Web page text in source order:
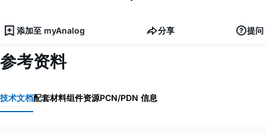
添加至 myAnalog 分享 提问
参考资料
技术文档配套材料组件资源PCN/PDN 信息